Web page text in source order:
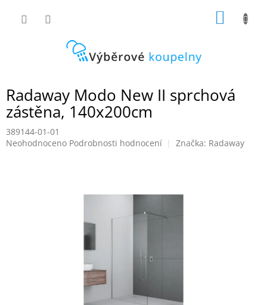
Radaway Modo New II sprchová
zástěna, 140x200cm
389144-01-01
Průměrné
Neohodnoceno Podrobnosti hodnocení Značka: Radaway